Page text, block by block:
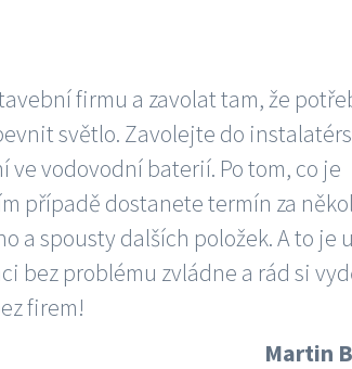
firmu a zavolat tam, že
světlo. Zavolejte do
vodovodní baterií. Po tom, co je
případě dostanete termín za
a spousty dalších položek. A to je
bez problému zvládne a rád si
firem!
Martin